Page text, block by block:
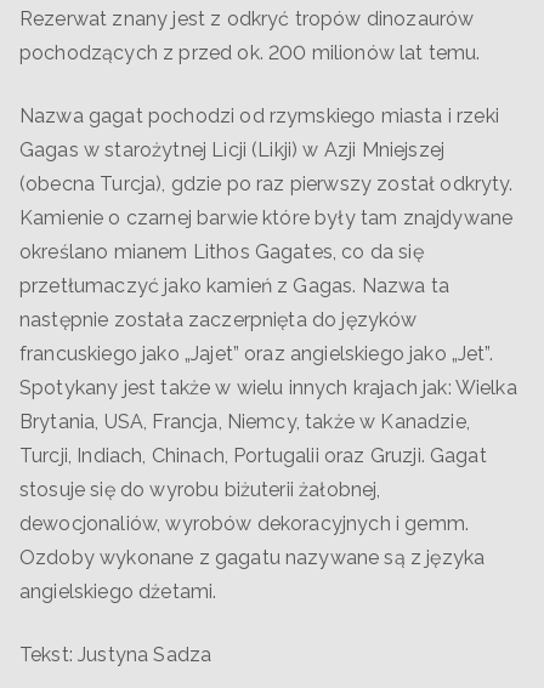
Rezerwat znany jest z odkryć tropów dinozaurów
pochodzących z przed ok. 200 milionów lat temu.
Nazwa gagat pochodzi od rzymskiego miasta i rzeki
Gagas w starożytnej Licji (Likji) w Azji Mniejszej
(obecna Turcja), gdzie po raz pierwszy został odkryty.
Kamienie o czarnej barwie które były tam znajdywane
określano mianem Lithos Gagates, co da się
przetłumaczyć jako kamień z Gagas. Nazwa ta
następnie została zaczerpnięta do języków
francuskiego jako „Jajet” oraz angielskiego jako „Jet”.
Spotykany jest także w wielu innych krajach jak: Wielka
Brytania, USA, Francja, Niemcy, także w Kanadzie,
Turcji, Indiach, Chinach, Portugalii oraz Gruzji. Gagat
stosuje się do wyrobu biżuterii żałobnej,
dewocjonaliów, wyrobów dekoracyjnych i gemm.
Ozdoby wykonane z gagatu nazywane są z języka
angielskiego dżetami.
Tekst: Justyna Sadza